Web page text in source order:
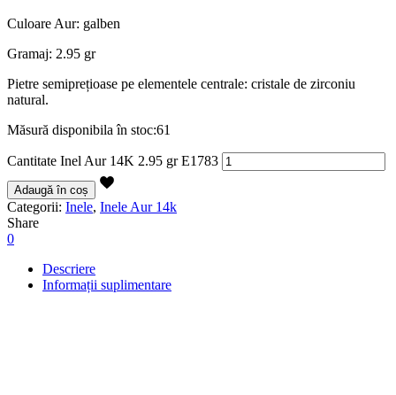
Culoare Aur: galben
Gramaj: 2.95 gr
Pietre semiprețioase pe elementele centrale: cristale de zirconiu
natural.
Măsură disponibila în stoc:61
Cantitate Inel Aur 14K 2.95 gr E1783
Adaugă în coș
Categorii: Inele, Inele Aur 14k
Share
0
Descriere
Informații suplimentare